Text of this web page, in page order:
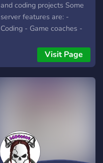
and coding projects Some
server features are: -
Coding - Game coaches -
Events/Giveaways - Game
clips - And MORE You can
find Sleepless Kyru's
Visit Page